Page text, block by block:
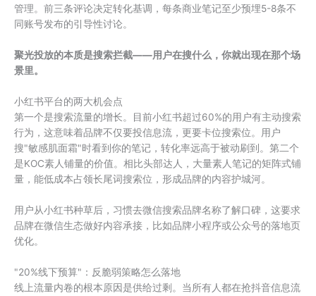
管理。前三条评论决定转化基调，每条商业笔记至少预埋5-8条不
同账号发布的引导性讨论。
聚光投放的本质是搜索拦截——用户在搜什么，你就出现在那个场
景里。
小红书平台的两大机会点
第一个是搜索流量的增长。目前小红书超过60%的用户有主动搜索
行为，这意味着品牌不仅要投信息流，更要卡位搜索位。用户
搜"敏感肌面霜"时看到你的笔记，转化率远高于被动刷到。第二个
是KOC素人铺量的价值。相比头部达人，大量素人笔记的矩阵式铺
量，能低成本占领长尾词搜索位，形成品牌的内容护城河。
用户从小红书种草后，习惯去微信搜索品牌名称了解口碑，这要求
品牌在微信生态做好内容承接，比如品牌小程序或公众号的落地页
优化。
"20%线下预算"：反脆弱策略怎么落地
线上流量内卷的根本原因是供给过剩。当所有人都在抢抖音信息流